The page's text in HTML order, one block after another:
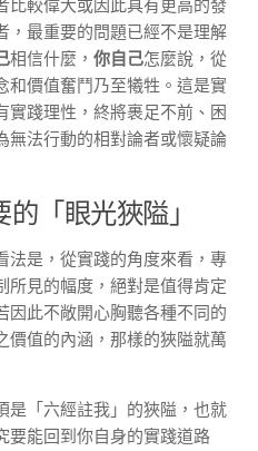
比較偉大或因此具有更高的發
，最重要的問題已經不是理解
相信什麼， 你自己怎麼說，從
和價值奮鬥乃至犧牲。這是實
實踐理性，終將裹足不前、困
無法行動的相對論者或懷疑論
「眼光狹隘」
法是，從實踐的角度來看，專
所見的幅度，絕對是值得肯定
因此不敞開心胸聽各種不同的
價值的內涵，那樣的狹隘就萬
是「六經註我」的狹隘，也就
要能回到你自身的實踐道路